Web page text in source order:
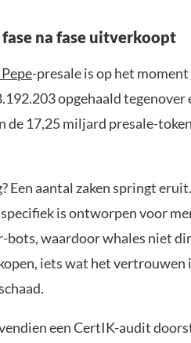
fase na fase uitverkoopt
-presale is op het
opgehaald tegenover
de 17,25 miljard presale-
Een aantal zaken springt
is ontworpen voor
bots, waardoor whales niet
iets wat het vertrouwen
een CertIK-audit